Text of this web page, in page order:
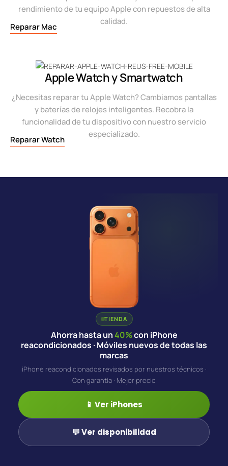
rendimiento de tu equipo Apple con repuestos de alta
calidad.
Reparar Mac
Apple Watch y Smartwatch
¿Necesitas reparar tu Apple Watch? Cambiamos pantallas
y baterías de relojes inteligentes. Recobra la
funcionalidad de tu dispositivo con nuestro servicio
especializado.
Reparar Watch
TIENDA
Ahorra hasta un40%con iPhone
reacondicionados · Móviles nuevos de todas las
marcas
iPhone reacondicionados revisados por nuestros técnicos ·
Con garantía · Mejor precio
📱 Ver iPhones
💬 Ver disponibilidad